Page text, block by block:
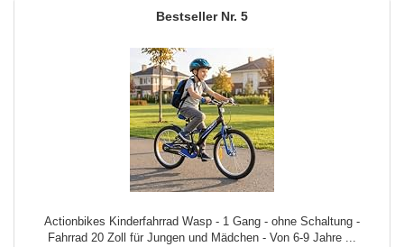
5
Actionbikes Kinderfahrrad Wasp - 1 Gang - ohne Schaltung -
Fahrrad 20 Zoll für Jungen und Mädchen - Von 6-9 Jahre ...